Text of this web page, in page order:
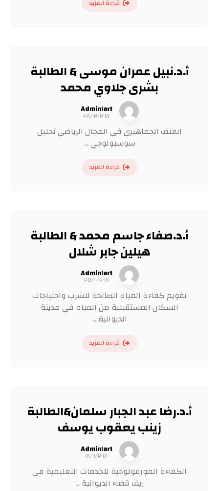
قراءة المزيد
أ.د.نبيل عمران موسى & الطالبة
بشرى جلاوي محمد
Admin١art
٢٨/٠٢/٢٠١٨
العنف الجماهيري في المجال الرياضي تحليل
سوسيولوجي ...
قراءة المزيد
أ.د.صفاء جاسم محمد & الطالبة
هيلين جابر شلال
Admin١art
٢٥/٠١/٢٠١٨
تقويم كفاءة المياه الصالحة للشرب واحتياجات
السكان المستقبلية من المياه في مدينة
الديوانية ...
قراءة المزيد
أ.د.رضا عبد الجبار سلمان&الطالبة
زينب يعقوب يوسف
Admin١art
١٨/٠١/٢٠١٨
الكفاءة المورفولوجية للخدمات التعليمية في
ريف قضاء الديوانية ...